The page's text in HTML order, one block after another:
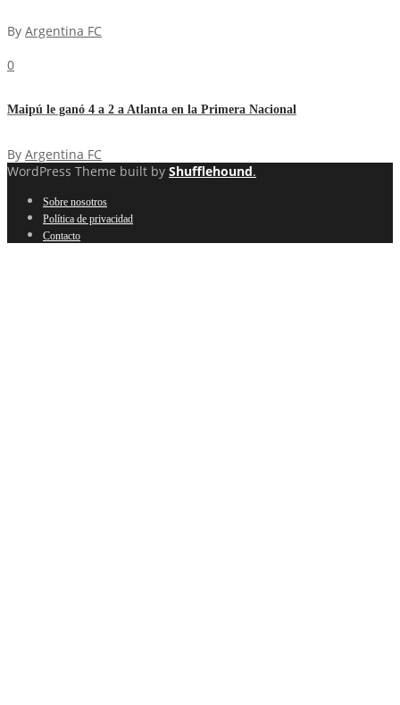
By Argentina FC
0
Maipú le ganó 4 a 2 a Atlanta en la Primera Nacional
By Argentina FC
WordPress Theme built by Shufflehound.
Sobre nosotros
Política de privacidad
Contacto